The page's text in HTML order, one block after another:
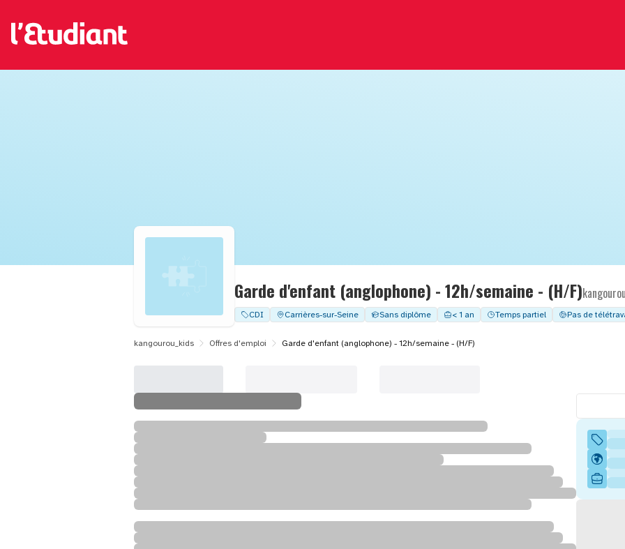
Garde d'enfant (anglophone) - 12h/semaine - (H/F)
CDI Carrières-sur-Seine Sans diplôme < 1 an Temps partiel Pas de
kangourou_kids Offres d'emploi Garde d'enfant (anglophone) - 12h/semaine - (H/F)